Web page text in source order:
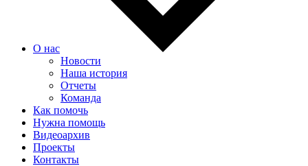
О нас
Новости
Наша история
Отчеты
Команда
Как помочь
Нужна помощь
Видеоархив
Проекты
Контакты